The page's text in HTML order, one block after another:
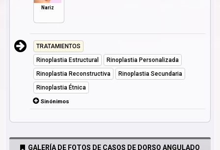
Nariz
TRATAMIENTOS
Rinoplastia Estructural
Rinoplastia Personalizada
Rinoplastia Reconstructiva
Rinoplastia Secundaria
Rinoplastia Étnica
Sinónimos
GALERÍA DE FOTOS DE CASOS DE DORSO ANGULADO